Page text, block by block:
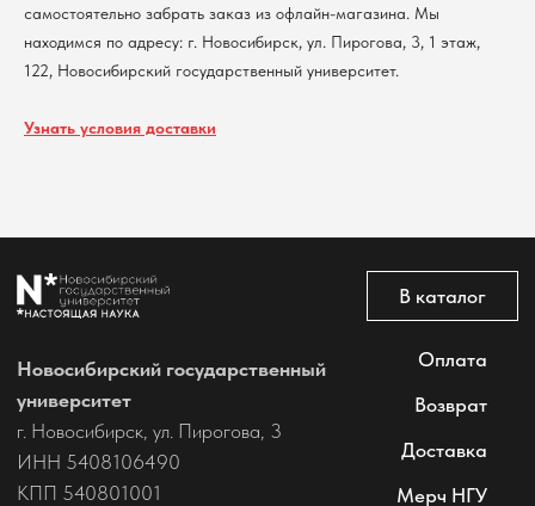
самостоятельно забрать заказ из офлайн-магазина. Мы
находимся по адресу: г. Новосибирск, ул. Пирогова, 3, 1 этаж,
122, Новосибирский государственный университет.
Узнать условия доставки
Все права защищены
Согласие на обработку персональных данных
пользователей сайта